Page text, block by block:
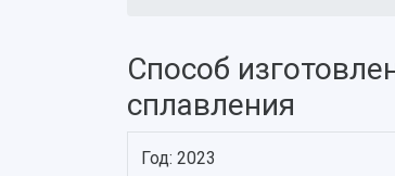
Способ
сплавления
Год: 2023